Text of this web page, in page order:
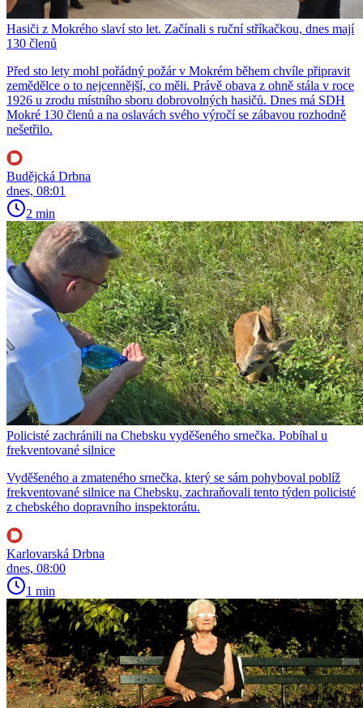
Hasiči z Mokrého slaví sto let. Začínali s ruční stříkačkou, dnes mají
130 členů
Před sto lety mohl pořádný požár v Mokrém během chvíle připravit
zemědělce o to nejcennější, co měli. Právě obava z ohně stála v roce
1926 u zrodu místního sboru dobrovolných hasičů. Dnes má SDH
Mokré 130 členů a na oslavách svého výročí se zábavou rozhodně
nešetřilo.
Budějcká Drbna
dnes, 08:01
2 min
Policisté zachránili na Chebsku vyděšeného srnečka. Pobíhal u
frekventované silnice
Vyděšeného a zmateného srnečka, který se sám pohyboval poblíž
frekventované silnice na Chebsku, zachraňovali tento týden policisté
z chebského dopravního inspektorátu.
Karlovarská Drbna
dnes, 08:00
1 min